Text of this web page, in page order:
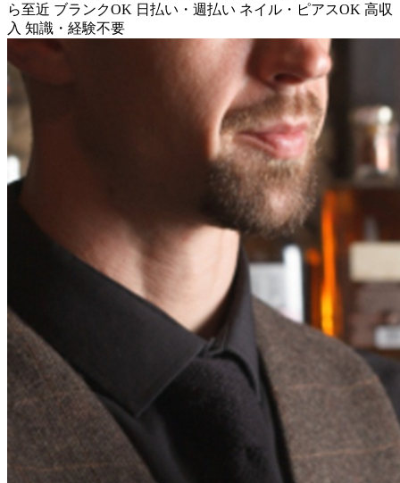
ら至近 ブランクOK 日払い・週払い ネイル・ピアスOK 高収
入 知識・経験不要